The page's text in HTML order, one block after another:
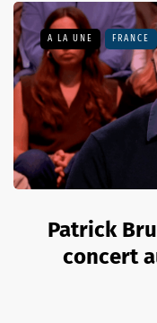
A LA UNE FRANCE
Patrick
concert